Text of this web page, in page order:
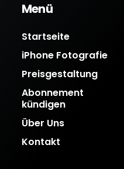
Menü
Startseite
iPhone Fotografie
Preisgestaltung
Abonnement
kündigen
Über Uns
Kontakt